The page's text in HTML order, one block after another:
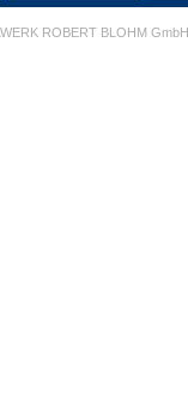
ROBERT BLOHM